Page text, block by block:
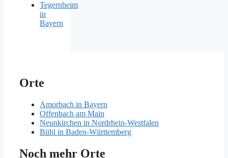
Tegernheim
in
Bayern
Orte
Amorbach in Bayern
Offenbach am Main
Neunkirchen in Nordrhein-Westfalen
Bühl in Baden-Württemberg
Noch mehr Orte